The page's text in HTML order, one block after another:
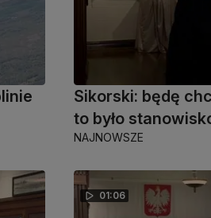
Sikorski: będę
to było
NAJNOWSZE
01:06